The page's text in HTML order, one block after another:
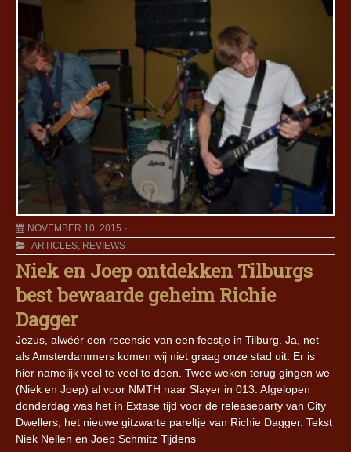
NOVEMBER 10, 2015
ARTICLES REVIEWS
Niek en Joep ontdekken Tilburgs
best bewaarde geheim Richie
Dagger
Jezus, alwéér een recensie van een feestje in Tilburg. Ja, net
als Amsterdammers komen wij niet graag onze stad uit. Er is
hier namelijk veel te veel te doen. Twee weken terug gingen we
(Niek en Joep) al voor NMTH naar Slayer in 013. Afgelopen
donderdag was het in Extase tijd voor de releaseparty van City
Dwellers, het nieuwe gitzwarte pareltje van Richie Dagger. Tekst
Niek Nellen en Joep Schmitz Tijdens